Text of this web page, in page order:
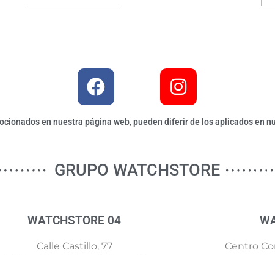
en nuestra página web, pueden diferir de los aplicados en
GRUPO WATCHSTORE
WATCHSTORE 04
Calle Castillo, 77
Centro